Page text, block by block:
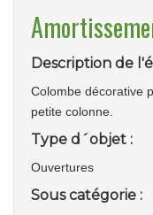
Description de
Colombe décorative
petite colonne.
Type d´objet :
Ouvertures
Sous catégorie :